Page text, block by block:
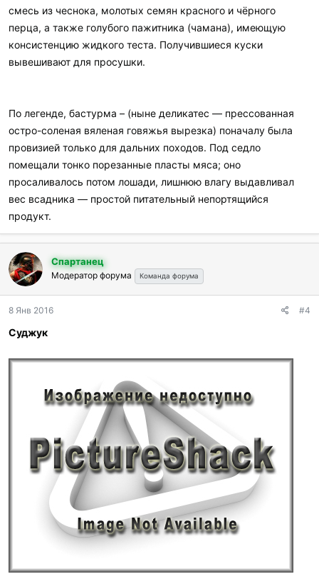
смесь из чеснока, молотых семян красного и чёрного
перца, а также голубого пажитника (чамана), имеющую
консистенцию жидкого теста. Получившиеся куски
вывешивают для просушки.
По легенде, бастурма – (ныне деликатес — прессованная
остро-соленая вяленая говяжья вырезка) поначалу была
провизией только для дальних походов. Под седло
помещали тонко порезанные пласты мяса; оно
просаливалось потом лошади, лишнюю влагу выдавливал
вес всадника — простой питательный непортящийся
продукт.
Спартанец
Модератор форума Команда форума
8 Янв 2016 #4
Суджук